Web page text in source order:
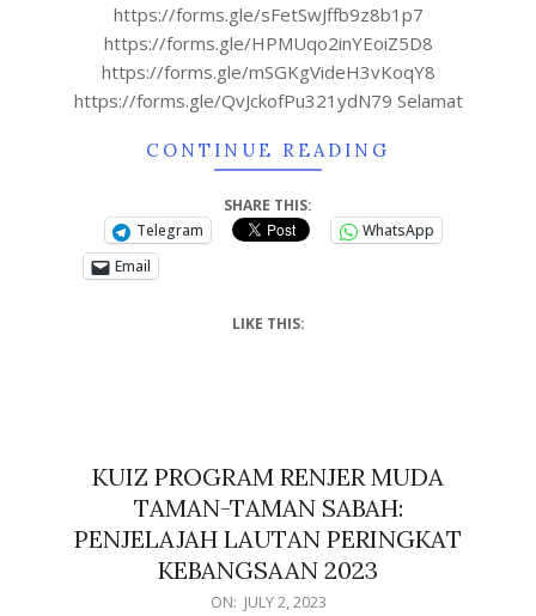
https://forms.gle/sFetSwJffb9z8b1p7
https://forms.gle/HPMUqo2inYEoiZ5D8
https://forms.gle/mSGKgVideH3vKoqY8
https://forms.gle/QvJckofPu321ydN79 Selamat
CONTINUE READING
SHARE THIS:
Telegram
WhatsApp
Email
LIKE THIS:
KUIZ PROGRAM RENJER MUDA
TAMAN-TAMAN SABAH:
PENJELAJAH LAUTAN PERINGKAT
KEBANGSAAN 2023
ON: JULY 2, 2023